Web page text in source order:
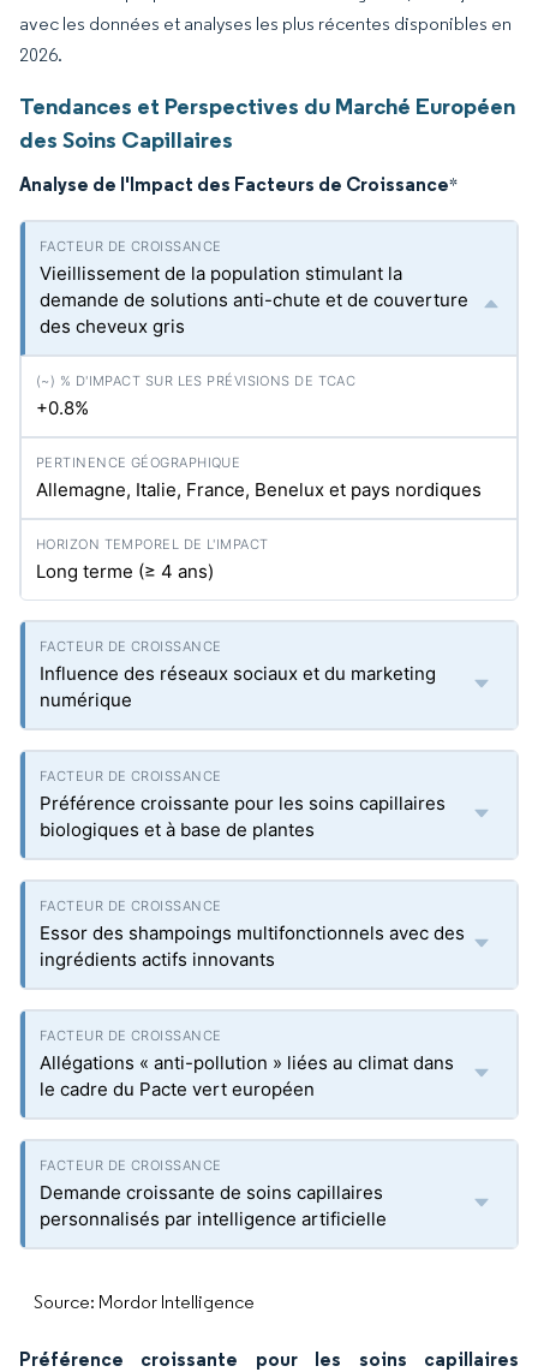
avec les données et analyses les plus récentes disponibles en
2026.
Tendances et Perspectives du Marché Européen
des Soins Capillaires
Analyse de l'Impact des Facteurs de Croissance*
Vieillissement de la population stimulant la
demande de solutions anti-chute et de couverture
des cheveux gris
+0.8%
Allemagne, Italie, France, Benelux et pays nordiques
Long terme (≥ 4 ans)
Influence des réseaux sociaux et du marketing
numérique
Préférence croissante pour les soins capillaires
biologiques et à base de plantes
Essor des shampoings multifonctionnels avec des
ingrédients actifs innovants
Allégations « anti-pollution » liées au climat dans
le cadre du Pacte vert européen
Demande croissante de soins capillaires
personnalisés par intelligence artificielle
Source: Mordor Intelligence
Préférence croissante pour les soins capillaires